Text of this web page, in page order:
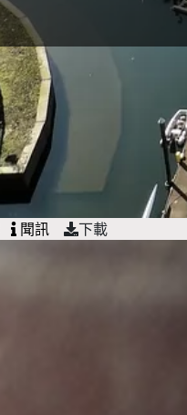
聞訊 下載